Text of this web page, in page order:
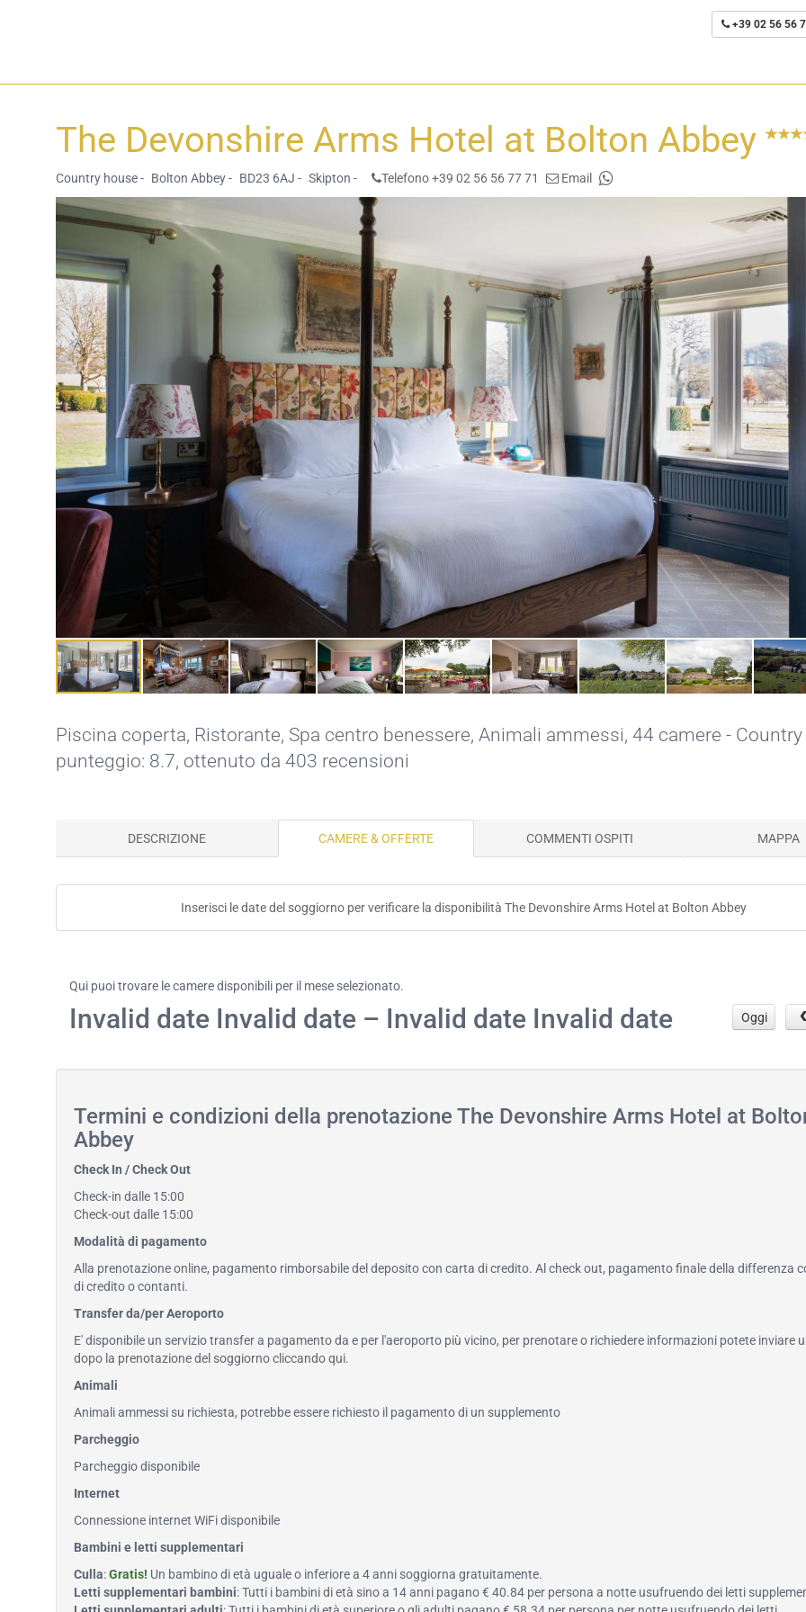
+39 02 56 56
The Devonshire Arms Hotel at Bolton Abbey
Country house - Bolton Abbey - BD23 6AJ - Skipton - Telefono +39 02 56 56 77 71 Email
Piscina coperta, Ristorante, Spa centro benessere, Animali ammessi, 44 camere -
punteggio: 8.7, ottenuto da 403 recensioni
DESCRIZIONE CAMERE & OFFERTE COMMENTI OSPITI MAPPA
Inserisci le date del soggiorno per verificare la disponibilità The Devonshire Arms Hotel at Bolton Abbey
Qui puoi trovare le camere disponibili per il mese selezionato.
Invalid date Invalid date – Invalid date Invalid date Oggi
Termini e condizioni della prenotazione The Devonshire Arms Hotel at
Abbey
Check In / Check Out
Check-in dalle 15:00
Check-out dalle 15:00
Modalità di pagamento
Alla prenotazione online, pagamento rimborsabile del deposito con carta di credito. Al check out, pagamento finale della differenza
di credito o contanti.
Transfer da/per Aeroporto
E' disponibile un servizio transfer a pagamento da e per l'aeroporto più vicino, per prenotare o richiedere informazioni potete inviare
dopo la prenotazione del soggiornocliccando qui.
Animali
Animali ammessi su richiesta, potrebbe essere richiesto il pagamento di un supplemento
Parcheggio
Parcheggio disponibile
Internet
Connessione internet WiFi disponibile
Bambini e letti supplementari
Culla:Gratis! Un bambino di età uguale o inferiore a 4 anni soggiorna gratuitamente.
Letti supplementari bambini: Tutti i bambini di età sino a 14 anni pagano € 40.84 per persona a notte usufruendo dei letti